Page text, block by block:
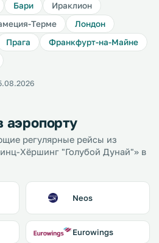
Бари
Ираклион
Терме
Лондон
Прага
Франкфурт-на-Майне
аэропорту
регулярные рейсы из
Хёршинг "Голубой Дунай"» в
Neos
Eurowings